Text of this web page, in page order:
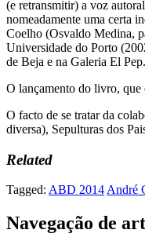
(e retransmitir) a voz
nomeadamente uma certa
Coelho (Osvaldo Medina,
Universidade do Porto
de Beja e na Galeria El Pep.
O lançamento do livro, que
O facto de se tratar da
diversa), Sepulturas dos
Related
Tagged: ABD 2014 André
Navegação de